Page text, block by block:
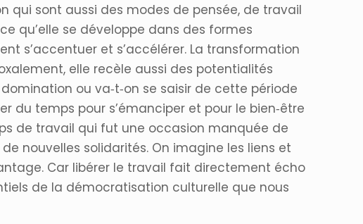
qui sont aussi des modes de pensée, de travail
qu’elle se développe dans des formes
s’accentuer et s’accélérer. La transformation
elle recèle aussi des potentialités
ou va‐t‐on se saisir de cette période
du temps pour s’émanciper et pour le bien‐être
de travail qui fut une occasion manquée de
nouvelles solidarités. On imagine les liens et
Car libérer le travail fait directement écho
de la démocratisation culturelle que nous